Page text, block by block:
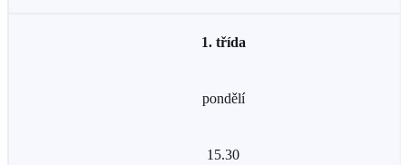
1. třída
pondělí
15.30